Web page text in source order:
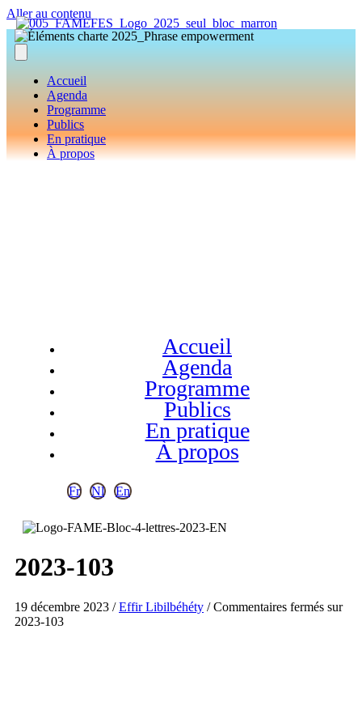
Aller au contenu
Accueil
Agenda
Programme
Publics
En pratique
À propos
Accueil
Agenda
Programme
Publics
En pratique
À propos
Fr Nl En
2023-103
19 décembre 2023 /Effir Libilbéhéty /Commentaires fermés sur
2023-103